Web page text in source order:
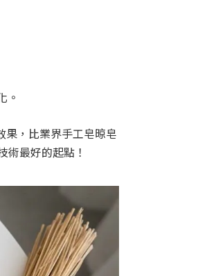
。
果，比業界手工皂晾皂
最好的起點！